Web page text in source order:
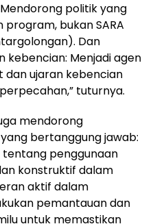
politik yang
bukan SARA
Dan
kebencian: Menjadi agen
dan ujaran kebencian
tuturnya.
mendorong
bertanggung jawab:
penggunaan
konstruktif dalam
aktif dalam
pemantauan dan
untuk memastikan